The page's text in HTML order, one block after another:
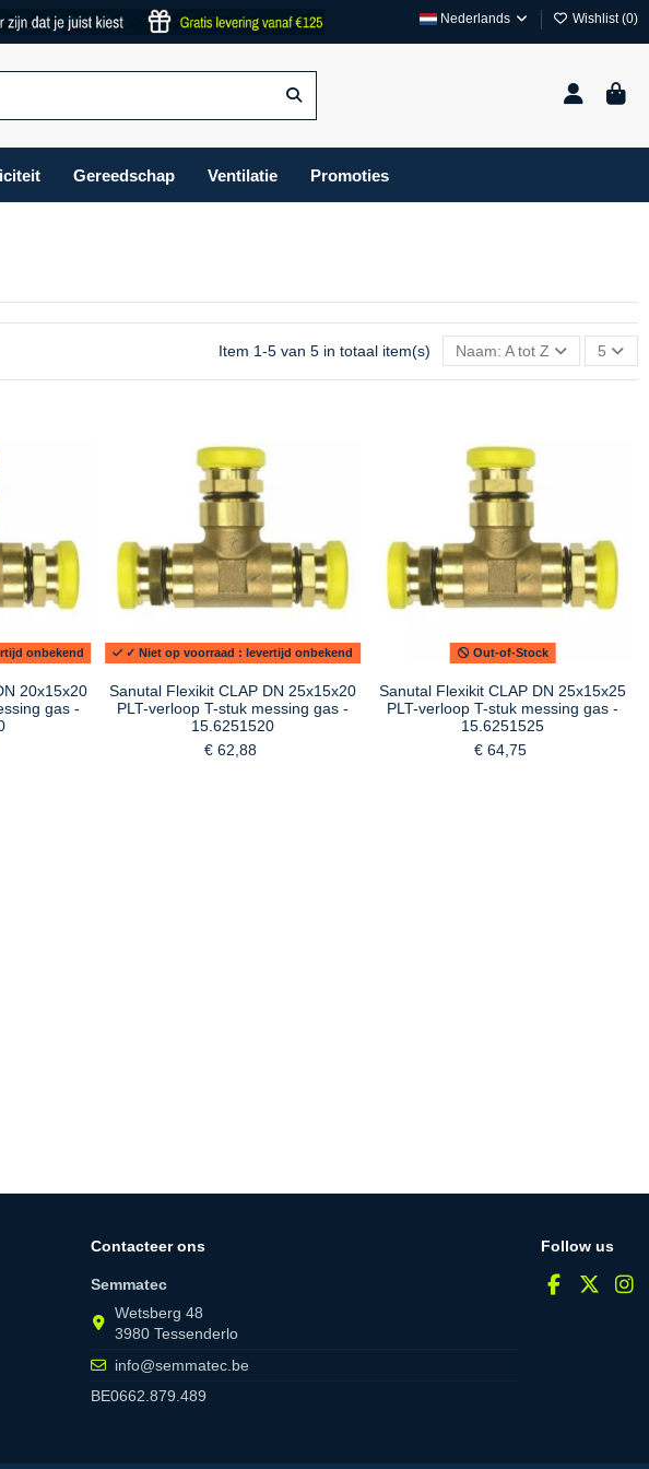
Nederlands Wishlist (0)
Gereedschap Ventilatie Promoties
Item 1-5 van 5 in totaal item(s) Naam: A tot Z 5
onbekend
20x15x20
gas -
✓ Niet op voorraad : levertijd onbekend
Sanutal Flexikit CLAP DN 25x15x20
PLT-verloop T-stuk messing gas -
15.6251520
€ 62,88
Out-of-Stock
Sanutal Flexikit CLAP DN 25x15x25
PLT-verloop T-stuk messing gas -
15.6251525
€ 64,75
Contacteer ons
Semmatec
Wetsberg 48
3980 Tessenderlo
info@semmatec.be
BE0662.879.489
Follow us